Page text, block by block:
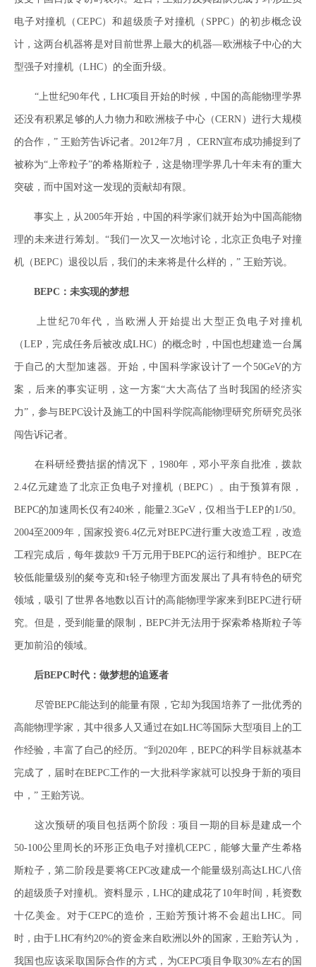
电子对撞机（CEPC）和超级质子对撞机（SPPC）的初步概念设
计，这两台机器将是对目前世界上最大的机器—欧洲核子中心的大
型强子对撞机（LHC）的全面升级。
“上世纪90年代，LHC项目开始的时候，中国的高能物理学界
还没有积累足够的人力物力和欧洲核子中心（CERN）进行大规模
的合作，” 王贻芳告诉记者。2012年7月， CERN宣布成功捕捉到了
被称为“上帝粒子”的希格斯粒子，这是物理学界几十年未有的重大
突破，而中国对这一发现的贡献却有限。
事实上，从2005年开始，中国的科学家们就开始为中国高能物
理的未来进行筹划。“我们一次又一次地讨论，北京正负电子对撞
机（BEPC）退役以后，我们的未来将是什么样的，” 王贻芳说。
BEPC：未实现的梦想
上世纪70年代，当欧洲人开始提出大型正负电子对撞机
（LEP，完成任务后被改成LHC）的概念时，中国也想建造一台属
于自己的大型加速器。开始，中国科学家设计了一个50GeV的方
案，后来的事实证明，这一方案“大大高估了当时我国的经济实
力”，参与BEPC设计及施工的中国科学院高能物理研究所研究员张
闯告诉记者。
在科研经费拮据的情况下，1980年，邓小平亲自批准，拨款
2.4亿元建造了北京正负电子对撞机（BEPC）。由于预算有限，
BEPC的加速周长仅有240米，能量2.3GeV，仅相当于LEP的1/50。
2004至2009年，国家投资6.4亿元对BEPC进行重大改造工程，改造
工程完成后，每年拨款9 千万元用于BEPC的运行和维护。BEPC在
较低能量级别的粲夸克和τ轻子物理方面发展出了具有特色的研究
领域，吸引了世界各地数以百计的高能物理学家来到BEPC进行研
究。但是，受到能量的限制，BEPC并无法用于探索希格斯粒子等
更加前沿的领域。
后BEPC时代：做梦想的追逐者
尽管BEPC能达到的能量有限，它却为我国培养了一批优秀的
高能物理学家，其中很多人又通过在如LHC等国际大型项目上的工
作经验，丰富了自己的经历。“到2020年，BEPC的科学目标就基本
完成了，届时在BEPC工作的一大批科学家就可以投身于新的项目
中，” 王贻芳说。
这次预研的项目包括两个阶段：项目一期的目标是建成一个
50-100公里周长的环形正负电子对撞机CEPC，能够大量产生希格
斯粒子，第二阶段是要将CEPC改建成一个能量级别高达LHC八倍
的超级质子对撞机。资料显示，LHC的建成花了10年时间，耗资数
十亿美金。对于CEPC的造价，王贻芳预计将不会超出LHC。同
时，由于LHC有约20%的资金来自欧洲以外的国家，王贻芳认为，
我国也应该采取国际合作的方式，为CEPC项目争取30%左右的国